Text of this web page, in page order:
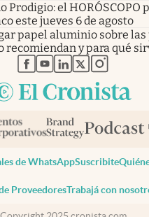
Prodigio: el HORÓSCOPO
este jueves 6 de agosto
papel aluminio sobre las
recomiendan y para qué
abre en nueva pestaña
abre en nueva
abre en nueva
abre enabre en
de WhatsAppSuscribite
ProveedoresTrabajá con